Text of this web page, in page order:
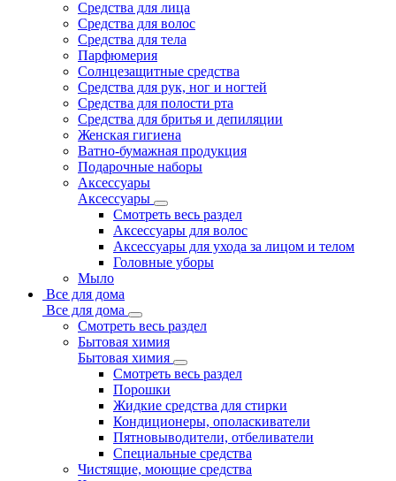
Средства для лица
Средства для волос
Средства для тела
Парфюмерия
Солнцезащитные средства
Средства для рук, ног и ногтей
Средства для полости рта
Средства для бритья и депиляции
Женская гигиена
Ватно-бумажная продукция
Подарочные наборы
Аксессуары
Аксессуары
Смотреть весь раздел
Аксессуары для волос
Аксессуары для ухода за лицом и телом
Головные уборы
Мыло
Все для дома
Все для дома
Смотреть весь раздел
Бытовая химия
Бытовая химия
Смотреть весь раздел
Порошки
Жидкие средства для стирки
Кондиционеры, ополаскиватели
Пятновыводители, отбеливатели
Специальные средства
Чистящие, моющие средства